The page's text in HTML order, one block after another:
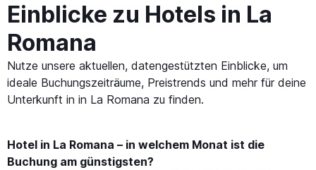
Einblicke zu Hotels in La
Romana
Nutze unsere aktuellen, datengestützten Einblicke, um
ideale Buchungszeiträume, Preistrends und mehr für deine
Unterkunft in in La Romana zu finden.
Hotel in La Romana – in welchem Monat ist die
Buchung am günstigsten?